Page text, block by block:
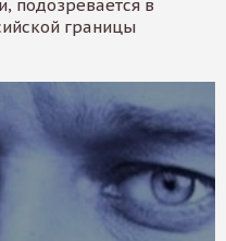
подозревается в
границы